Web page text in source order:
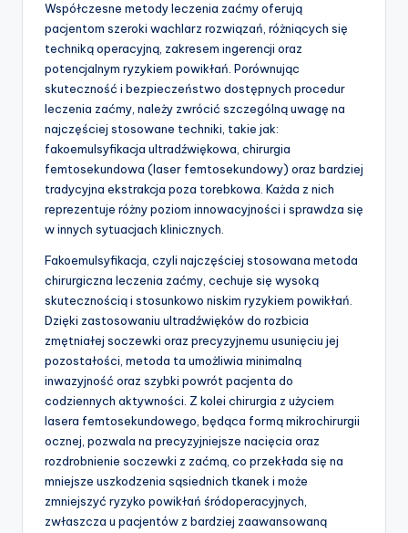
Współczesne metody leczenia zaćmy oferują
pacjentom szeroki wachlarz rozwiązań, różniących się
techniką operacyjną, zakresem ingerencji oraz
potencjalnym ryzykiem powikłań. Porównując
skuteczność i bezpieczeństwo dostępnych procedur
leczenia zaćmy, należy zwrócić szczególną uwagę na
najczęściej stosowane techniki, takie jak:
fakoemulsyfikacja ultradźwiękowa, chirurgia
femtosekundowa (laser femtosekundowy) oraz bardziej
tradycyjna ekstrakcja poza torebkowa. Każda z nich
reprezentuje różny poziom innowacyjności i sprawdza się
w innych sytuacjach klinicznych.
Fakoemulsyfikacja, czyli najczęściej stosowana metoda
chirurgiczna leczenia zaćmy, cechuje się wysoką
skutecznością i stosunkowo niskim ryzykiem powikłań.
Dzięki zastosowaniu ultradźwięków do rozbicia
zmętniałej soczewki oraz precyzyjnemu usunięciu jej
pozostałości, metoda ta umożliwia minimalną
inwazyjność oraz szybki powrót pacjenta do
codziennych aktywności. Z kolei chirurgia z użyciem
lasera femtosekundowego, będąca formą mikrochirurgii
ocznej, pozwala na precyzyjniejsze nacięcia oraz
rozdrobnienie soczewki z zaćmą, co przekłada się na
mniejsze uszkodzenia sąsiednich tkanek i może
zmniejszyć ryzyko powikłań śródoperacyjnych,
zwłaszcza u pacjentów z bardziej zaawansowaną